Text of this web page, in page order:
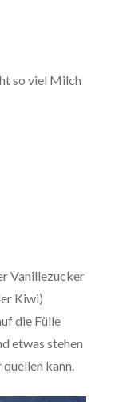
so viel Milch
Vanillezucker
Kiwi)
die Fülle
etwas stehen
kann.